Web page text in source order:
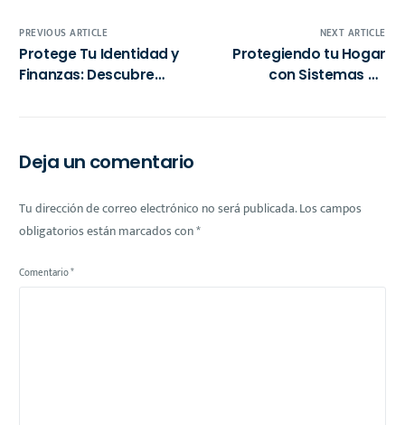
PREVIOUS ARTICLE
Protege Tu Identidad y
Finanzas: Descubre
NEXT ARTICLE
Protegiendo tu Hogar
con Sistemas de
Deja un comentario
Tu dirección de correo electrónico no será publicada.Los campos
obligatorios están marcados con*
Comentario*